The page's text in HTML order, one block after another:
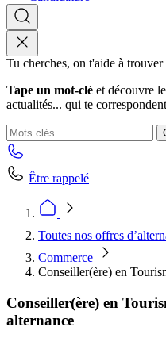
Tu cherches, on t'aide à trouver
Tape un mot-clé et découvre
actualités... qui te
Être rappelé
Toutes nos offres
Commerce
Conseiller(ère) en
Conseiller(ère) en
alternance